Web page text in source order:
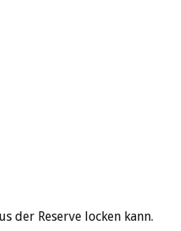
der Reserve locken kann.